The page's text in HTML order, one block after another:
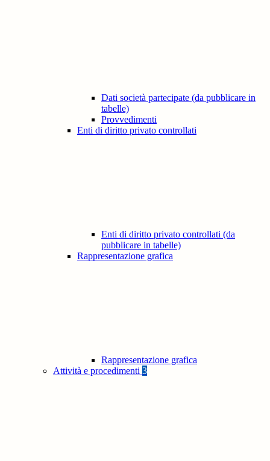
Dati società partecipate (da pubblicare in
tabelle)
Provvedimenti
Enti di diritto privato controllati
Enti di diritto privato controllati (da
pubblicare in tabelle)
Rappresentazione grafica
Rappresentazione grafica
Attività e procedimenti 3